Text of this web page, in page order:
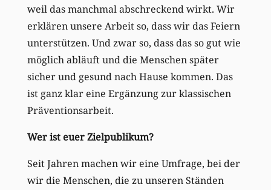
weil das manchmal abschreckend wirkt. Wir
erklären unsere Arbeit so, dass wir das Feiern
unterstützen. Und zwar so, dass das so gut wie
möglich abläuft und die Menschen später
sicher und gesund nach Hause kommen. Das
ist ganz klar eine Ergänzung zur klassischen
Präventionsarbeit.
Wer ist euer Zielpublikum?
Seit Jahren machen wir eine Umfrage, bei der
wir die Menschen, die zu unseren Ständen